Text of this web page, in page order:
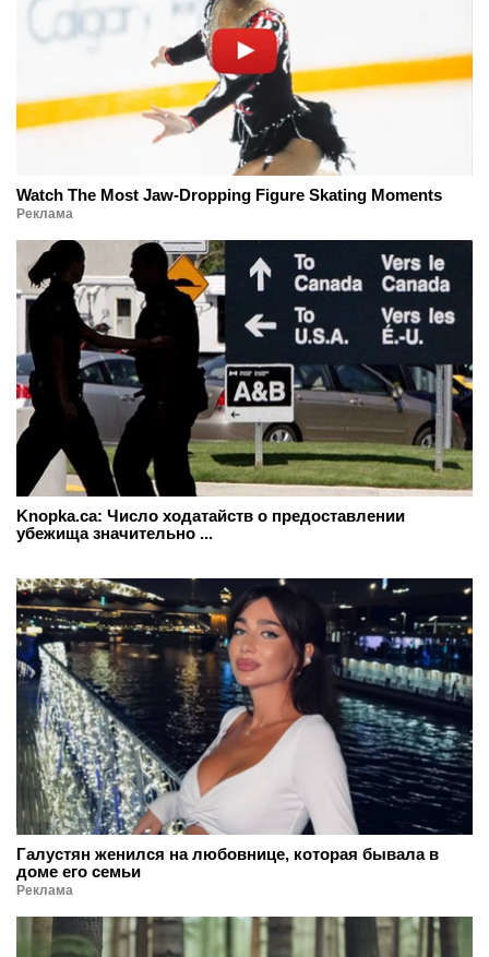
Watch The Most Jaw‑Dropping Figure Skating Moments
Реклама
Knopka.ca: Число ходатайств о предоставлении
убежища значительно ...
Галустян женился на любовнице, которая бывала в
доме его семьи
Реклама